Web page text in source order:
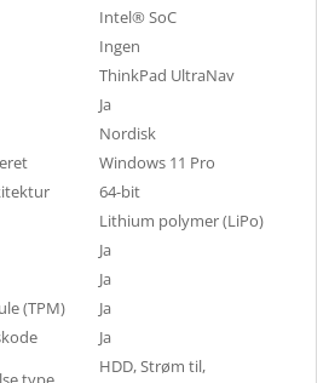
Intel® SoC
Ingen
ThinkPad UltraNav
Ja
Nordisk
Windows 11 Pro
64-bit
Lithium polymer (LiPo)
Ja
Ja
(TPM)
Ja
Ja
HDD, Strøm til,